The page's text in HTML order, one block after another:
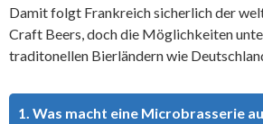
Damit folgt Frankreich sicherlich der
Craft Beers, doch die Möglichkeiten
traditonellen Bierländern wie
1. Was macht eine Microbrasserie